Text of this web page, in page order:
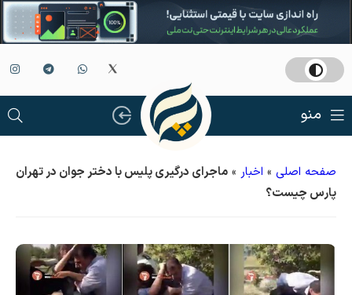
منو
صفحه اصلی » اخبار » ماجرای درگیری پلیس با دختر جوان در تهران
پارس چیست؟